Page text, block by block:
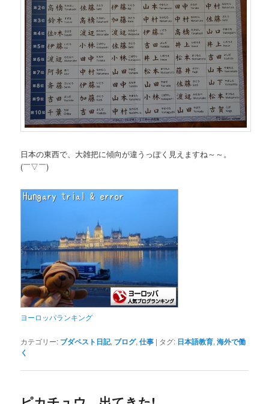
日本の東西で、大雑把に傾向が違うっぽく見えますね～～。
(￣▽￣)
ヨーロッパランキング
カテゴリー: ブダペスト日記, ブログ,仕事 | タグ: 日本語教育,海外で働
く